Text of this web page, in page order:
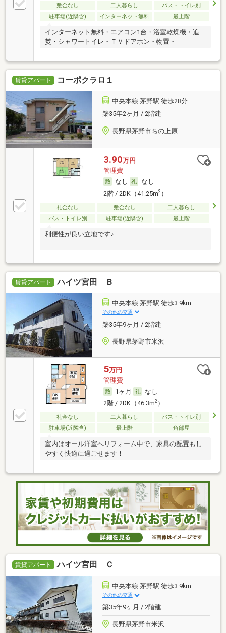
敷金なし 二人暮らし
バス・トイレ別
駐車場(近隣含)
インターネット無料 最上階
インターネット無料・エアコン1台・浴室乾燥機・追
焚・シャワートイレ・ＴＶドアホン・物置・
賃貸アパート コーポクラロ１
中央本線 茅野駅 徒歩28分
築35年2ヶ月 / 2階建
長野県茅野市ちの上原
3.90万円
管理費-
なし
なし
2階 / 2DK（41.25m2）
礼金なし 敷金なし
二人暮らし
バス・トイレ別
駐車場(近隣含) 最上階
利便性が良い立地です♪
賃貸アパート ハイツ宮田 Ｂ
中央本線 茅野駅 徒歩3.9km
その他の交通
築35年9ヶ月 / 2階建
長野県茅野市米沢
5万円
管理費-
1ヶ月
なし
2階 / 2DK（46.3m2）
礼金なし 二人暮らし
バス・トイレ別
駐車場(近隣含)
最上階 角部屋
室内はオール洋室へリフォーム中で、家具の配置もし
やすく快適に過ごせます！
賃貸アパート ハイツ宮田 Ｃ
中央本線 茅野駅 徒歩3.9km
その他の交通
築35年9ヶ月 / 2階建
長野県茅野市米沢